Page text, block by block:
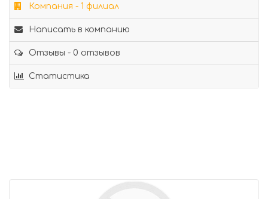
Компания - 1 филиал
Написать в компанию
Отзывы - 0 отзывов
Статистика